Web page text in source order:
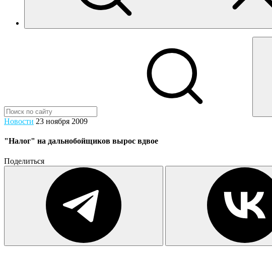
Новости 23 ноября 2009
"Налог" на дальнобойщиков вырос вдвое
Поделиться